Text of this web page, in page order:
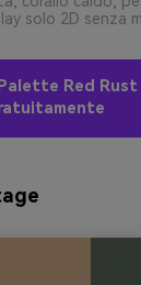
solo 2D senza
Red Rust